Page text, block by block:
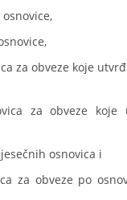
za obveze koje
za obveze koje
osnovica i
za obveze po